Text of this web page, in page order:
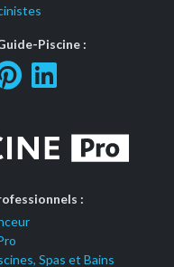
Piscine :
:
Spas et Bains